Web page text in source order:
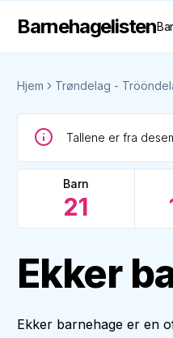
Barnehagelisten
Hjem Trøndelag -
Tallene er fra
Barn
21
Ekker
Ekker barnehage er en